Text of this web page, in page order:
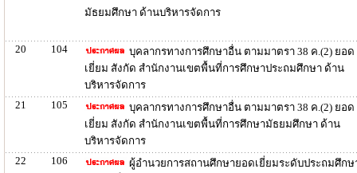
มัธยมศึกษา ด้านบริหารจัดการ
20 104
บุคลากรทางการศึกษาอื่น ตามมาตรา 38 ค.(2) ยอด
เยี่ยม สังกัด สำนักงานเขตพื้นที่การศึกษาประถมศึกษา ด้าน
บริหารจัดการ
21
105
บุคลากรทางการศึกษาอื่น ตามมาตรา 38 ค.(2) ยอด
เยี่ยม สังกัด สำนักงานเขตพื้นที่การศึกษามัธยมศึกษา ด้าน
บริหารจัดการ
22
106
ผู้อำนวยการสถานศึกษายอดเยี่ยมระดับประถมศึกษ